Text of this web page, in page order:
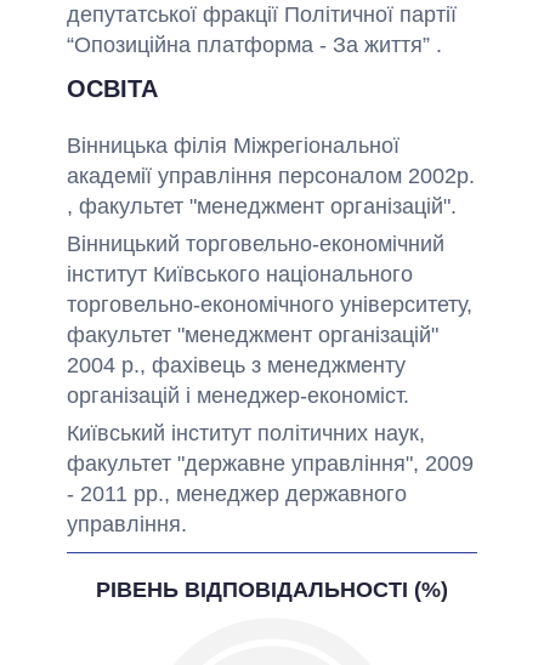
депутатської фракції Політичної партії
“Опозиційна платформа - За життя” .
ОСВІТА
Вінницька філія Міжрегіональної
академії управління персоналом 2002р.
, факультет "менеджмент організацій".
Вінницький торговельно-економічний
інститут Київського національного
торговельно-економічного університету,
факультет "менеджмент організацій"
2004 р., фахівець з менеджменту
організацій і менеджер-економіст.
Київський інститут політичних наук,
факультет "державне управління", 2009
- 2011 рр., менеджер державного
управління.
РІВЕНЬ ВІДПОВІДАЛЬНОСТІ (%)